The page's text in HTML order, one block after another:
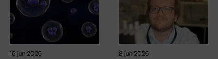
15 jun 2026 8 jun 2026